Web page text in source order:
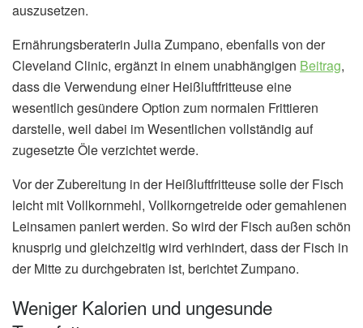
auszusetzen.
Ernährungsberaterin Julia Zumpano, ebenfalls von der
Cleveland Clinic, ergänzt in einem unabhängigen Beitrag,
dass die Verwendung einer Heißluftfritteuse eine
wesentlich gesündere Option zum normalen Frittieren
darstelle, weil dabei im Wesentlichen vollständig auf
zugesetzte Öle verzichtet werde.
Vor der Zubereitung in der Heißluftfritteuse solle der Fisch
leicht mit Vollkornmehl, Vollkorngetreide oder gemahlenen
Leinsamen paniert werden. So wird der Fisch außen schön
knusprig und gleichzeitig wird verhindert, dass der Fisch in
der Mitte zu durchgebraten ist, berichtet Zumpano.
Weniger Kalorien und ungesunde